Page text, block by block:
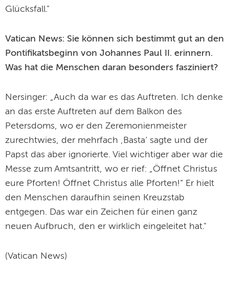
Glücksfall."
Vatican News: Sie können sich bestimmt gut an den
Pontifikatsbeginn von Johannes Paul II. erinnern.
Was hat die Menschen daran besonders fasziniert?
Nersinger: „Auch da war es das Auftreten. Ich denke
an das erste Auftreten auf dem Balkon des
Petersdoms, wo er den Zeremonienmeister
zurechtwies, der mehrfach ‚Basta‘ sagte und der
Papst das aber ignorierte. Viel wichtiger aber war die
Messe zum Amtsantritt, wo er rief: „Öffnet Christus
eure Pforten! Öffnet Christus alle Pforten!“ Er hielt
den Menschen daraufhin seinen Kreuzstab
entgegen. Das war ein Zeichen für einen ganz
neuen Aufbruch, den er wirklich eingeleitet hat."
(Vatican News)